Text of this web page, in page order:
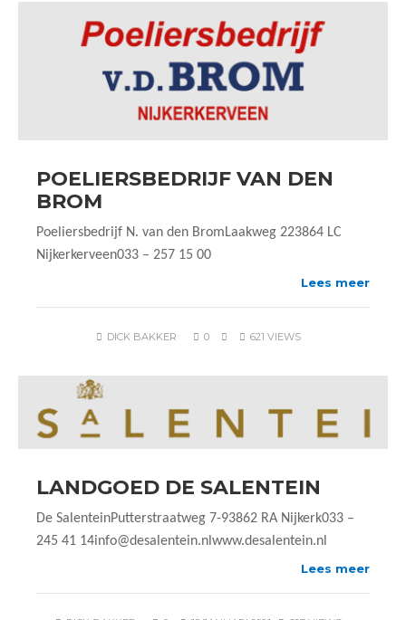
POELIERSBEDRIJF VAN DEN
BROM
Poeliersbedrijf N. van den BromLaakweg 223864 LC
Nijkerkerveen033 – 257 15 00
Lees meer
DICK BAKKER 0 621 VIEWS
LANDGOED DE SALENTEIN
De SalenteinPutterstraatweg 7-93862 RA Nijkerk033 –
245 41 14info@desalentein.nlwww.desalentein.nl
Lees meer